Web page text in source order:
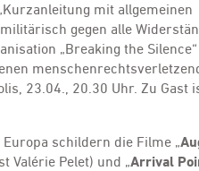
mit allgemeinen
gegen alle
„Breaking the
23.04., 20.30 Uhr. Zu Gast
schildern die Filme „
Valérie Pelet) und „Arrival